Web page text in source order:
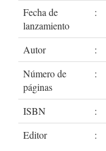
Fecha de
lanzamiento
:
Autor :
Número de
páginas
:
ISBN :
Editor
: